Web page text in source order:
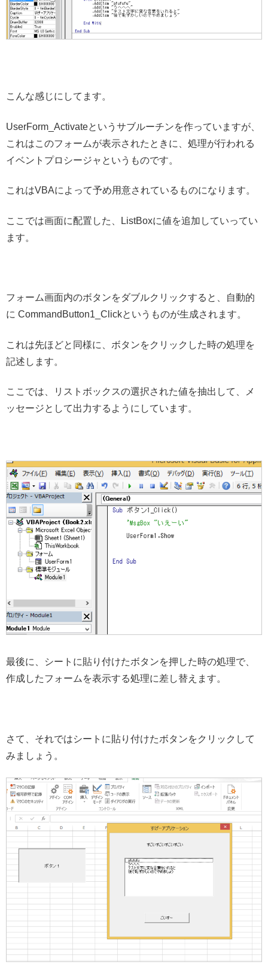
こんな感じにしてます。
UserForm_Activateというサブルーチンを作っていますが、
これはこのフォームが表示されたときに、処理が行われる
イベントプロシージャというものです。
これはVBAによって予め用意されているものになります。
ここでは画面に配置した、ListBoxに値を追加していってい
ます。
フォーム画面内のボタンをダブルクリックすると、自動的
に CommandButton1_Clickというものが生成されます。
これは先ほどと同様に、ボタンをクリックした時の処理を
記述します。
ここでは、リストボックスの選択された値を抽出して、メ
ッセージとして出力するようにしています。
最後に、シートに貼り付けたボタンを押した時の処理で、
作成したフォームを表示する処理に差し替えます。
さて、それではシートに貼り付けたボタンをクリックして
みましょう。